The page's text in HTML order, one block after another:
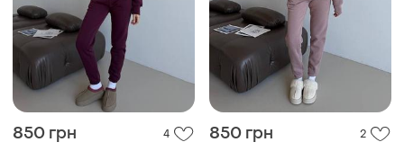
850 грн 4 850 грн 2